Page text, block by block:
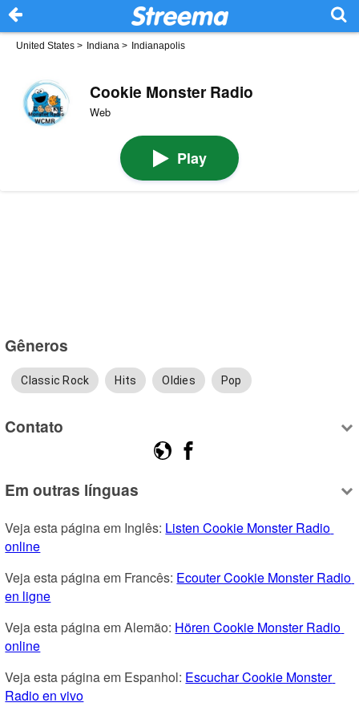
United States > Indiana > Indianapolis
Cookie Monster Radio
Web
Play
Gêneros
Classic Rock Hits Oldies Pop
Contato
Em outras línguas
Veja esta página em Inglês: Listen Cookie Monster Radio
online
Veja esta página em Francês: Ecouter Cookie Monster Radio
en ligne
Veja esta página em Alemão: Hören Cookie Monster Radio
online
Veja esta página em Espanhol: Escuchar Cookie Monster
Radio en vivo